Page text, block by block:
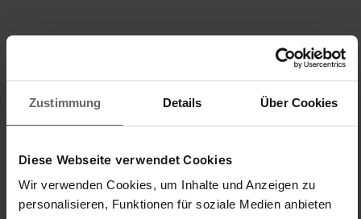
Zustimmung Details Über Cookies
Diese Webseite verwendet Cookies
Wir verwenden Cookies, um Inhalte und Anzeigen zu
personalisieren, Funktionen für soziale Medien anbieten
2 avis
Chercher: